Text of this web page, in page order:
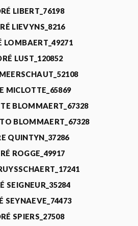
LIBERT_76198
LIEVYNS_8216
LOMBAERT_49271
LUST_120852
MICLOTTE_65869
BLOMMAERT_67328
BLOMMAERT_67328
QUINTYN_37286
ROGGE_49917
SEIGNEUR_35284
SEYNAEVE_74473
SPIERS_27508